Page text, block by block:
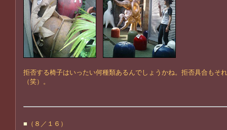
拒否する椅子はいったい何種類あるんでしょうかね。拒否具合もそ
（笑）。
■ （８／１６）